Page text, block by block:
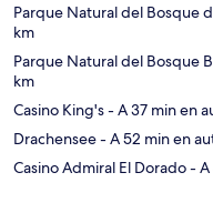
Parque Natural del Bosque
km
Parque Natural del Bosque
km
Casino King's- A 37 min en
Drachensee- A 52 min en
Casino Admiral El Dorado- A